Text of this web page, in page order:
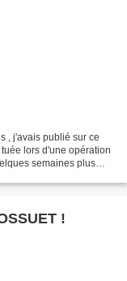
, j'avais publié sur ce
lors d'une opération
semaines plus
!